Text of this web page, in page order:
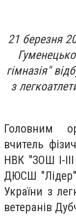
21 березня
гімназія"
з
Головним
вчитель
НВК "ЗОШ І-
ДЮСШ "Лідер"
України з
ветеранів